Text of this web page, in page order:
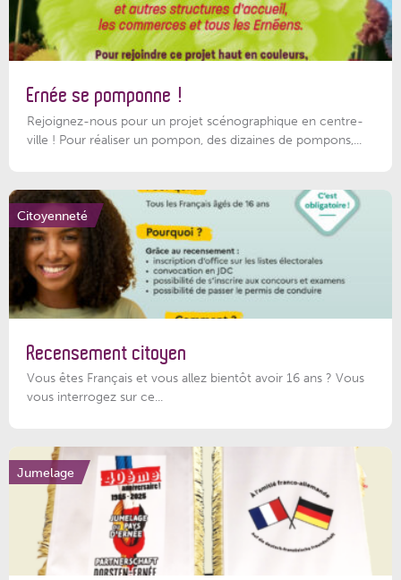
Ernée se pomponne !
Rejoignez-nous pour un projet scénographique en centre-
ville ! Pour réaliser un pompon, des dizaines de pompons,...
Citoyenneté
Recensement citoyen
Vous êtes Français et vous allez bientôt avoir 16 ans ? Vous
vous interrogez sur ce...
Jumelage